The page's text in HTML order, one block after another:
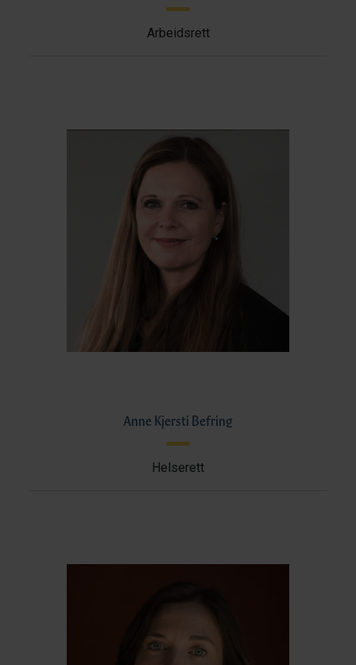
Arbeidsrett
Anne Kjersti Befring
Helserett